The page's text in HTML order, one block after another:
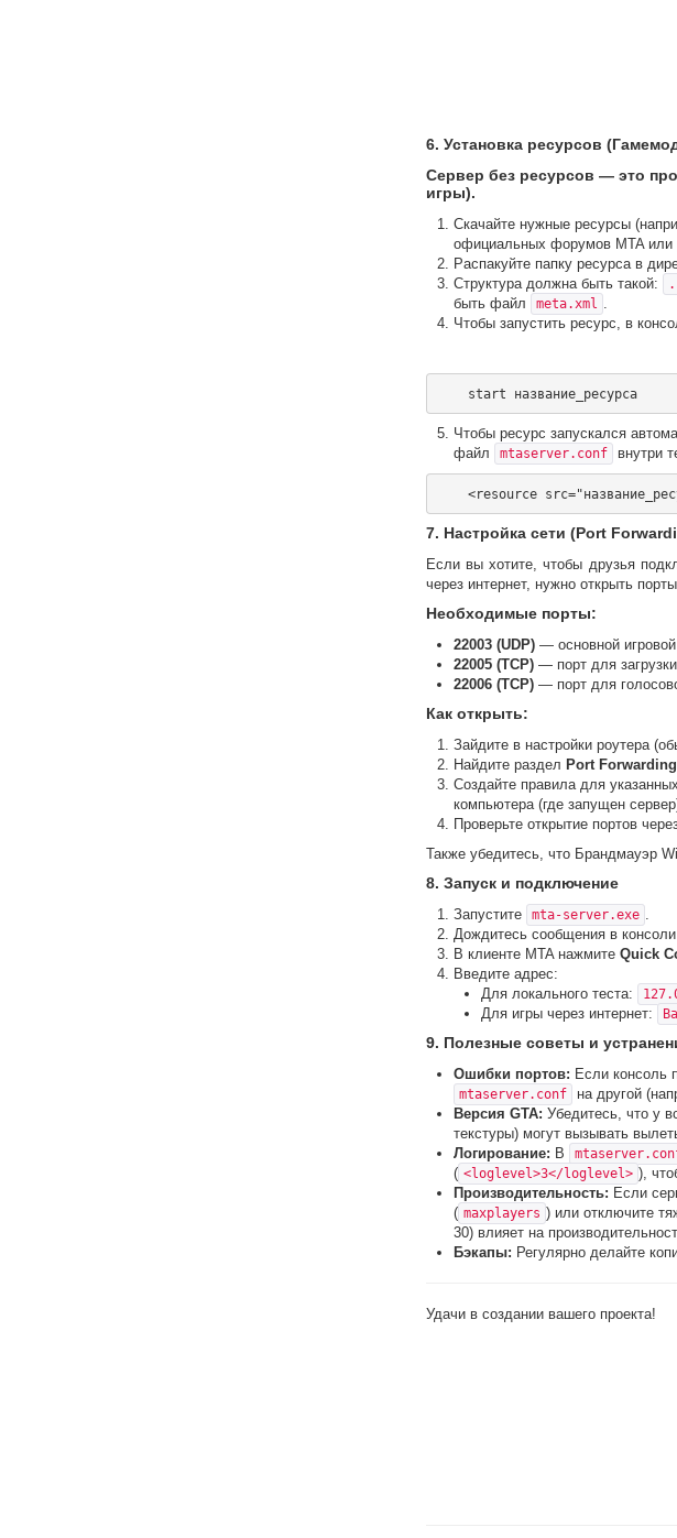
6. Установка ресурсов
Сервер без ресурсов — это
игры).
Скачайте нужные ресурсы
официальных форумов MTA или
Распакуйте папку ресурса в
Структура должна быть такой:
быть файл
meta.xml .
Чтобы запустить ресурс, в
    start название_ресурса
Чтобы ресурс запускался
файл
mtaserver.conf внутри
7. Настройка сети (Port
Если вы хотите, чтобы друзья
через интернет, нужно открыть
Необходимые порты:
22003 (UDP) — основной игровой
22005 (TCP) — порт для
22006 (TCP) — порт для
Как открыть:
Зайдите в настройки роутера
Найдите раздел Port Forwarding
Создайте правила для
компьютера (где запущен
Проверьте открытие портов
Также убедитесь, что Брандмауэр
8. Запуск и подключение
Запустите mta-server.exe .
Дождитесь сообщения в
В клиенте MTA нажмите Quick
Введите адрес:
Для локального теста:
Для игры через интернет:
9. Полезные советы и
Ошибки портов: Если консоль
mtaserver.conf
на другой
Версия GTA: Убедитесь, что у
текстуры) могут вызывать
Логирование: В
( <loglevel>3</loglevel> ),
Производительность: Если
( maxplayers ) или отключите
30) влияет на
Бэкапы: Регулярно делайте
Удачи в создании вашего проекта!